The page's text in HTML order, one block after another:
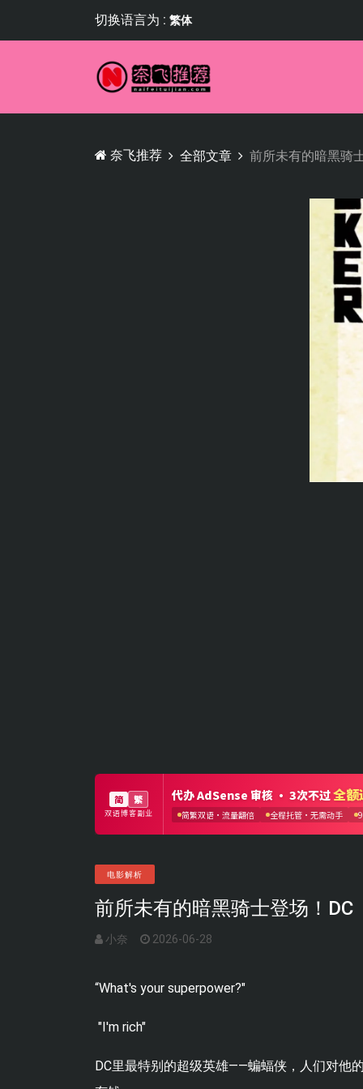
切换语言为 : 繁体
奈飞推荐 全部文章 前所未有的暗黑骑
电影解析
前所未有的暗黑骑士登场！
小奈 2026-06-28
“What's your superpower?"
"I'm rich"
DC里最特别的超级英雄——蝙蝠侠，人们对他